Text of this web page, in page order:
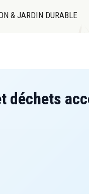
& JARDIN DURABLE
déchets